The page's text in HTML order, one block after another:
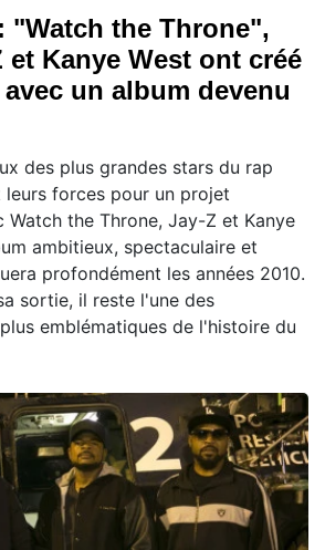
"Watch the Throne",
et Kanye West ont créé
un album devenu
des plus grandes stars du rap
leurs forces pour un projet
Watch the Throne, Jay-Z et Kanye
ambitieux, spectaculaire et
profondément les années 2010.
sortie, il reste l'une des
emblématiques de l'histoire du